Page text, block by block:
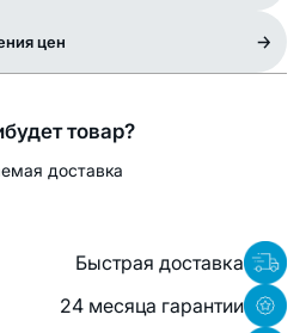
цен
товар?
доставка
Быстрая доставка
24 месяца гарантии